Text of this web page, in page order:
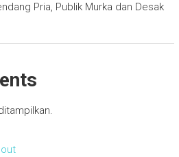
Pria, Publik Murka dan Desak